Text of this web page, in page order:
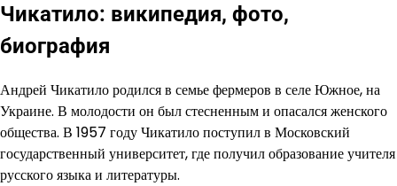
Чикатило: википедия, фото,
биография
Андрей Чикатило родился в семье фермеров в селе Южное, на
Украине. В молодости он был стесненным и опасался женского
общества. В 1957 году Чикатило поступил в Московский
государственный университет, где получил образование учителя
русского языка и литературы.